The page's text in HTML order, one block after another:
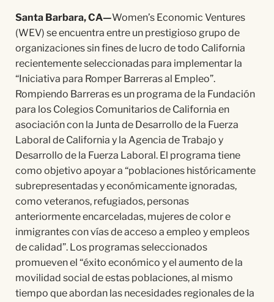
Santa Barbara, CA—Women’s Economic Ventures
(WEV) se encuentra entre un prestigioso grupo de
organizaciones sin fines de lucro de todo California
recientemente seleccionadas para implementar la
“Iniciativa para Romper Barreras al Empleo”.
Rompiendo Barreras es un programa de la Fundación
para los Colegios Comunitarios de California en
asociación con la Junta de Desarrollo de la Fuerza
Laboral de California y la Agencia de Trabajo y
Desarrollo de la Fuerza Laboral. El programa tiene
como objetivo apoyar a “poblaciones históricamente
subrepresentadas y económicamente ignoradas,
como veteranos, refugiados, personas
anteriormente encarceladas, mujeres de color e
inmigrantes con vías de acceso a empleo y empleos
de calidad”. Los programas seleccionados
promueven el “éxito económico y el aumento de la
movilidad social de estas poblaciones, al mismo
tiempo que abordan las necesidades regionales de la